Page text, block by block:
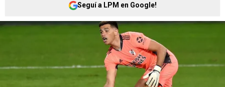
Seguí a LPM en Google!